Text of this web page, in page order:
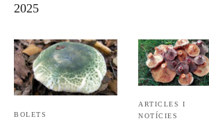
2025
BOLETS
ARTICLES I
NOTÍCIES